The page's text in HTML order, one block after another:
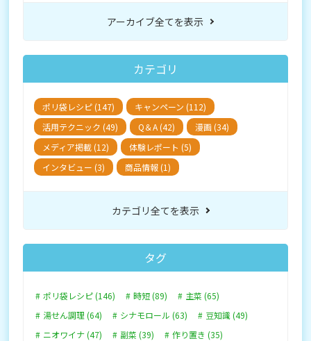
アーカイブ全てを表示
カテゴリ
ポリ袋レシピ (147)
キャンペーン (112)
活用テクニック (49)
Q＆A (42)
漫画 (34)
メディア掲載 (12)
体験レポート (5)
インタビュー (3)
商品情報 (1)
カテゴリ全てを表示
タグ
ポリ袋レシピ (146) 時短 (89)
主菜 (65)
湯せん調理 (64)
シナモロール (63)
豆知識 (49)
ニオワイナ (47)
副菜 (39)
作り置き (35)